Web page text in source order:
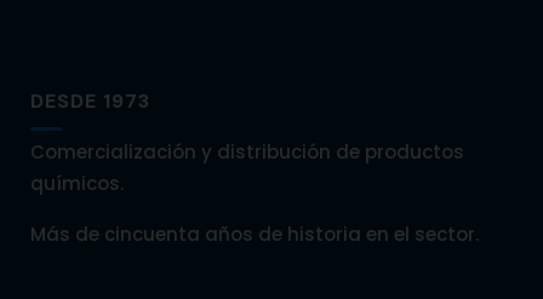
DESDE 1973
Comercialización y distribución de productos
químicos.
Más de cincuenta años de historia en el sector.